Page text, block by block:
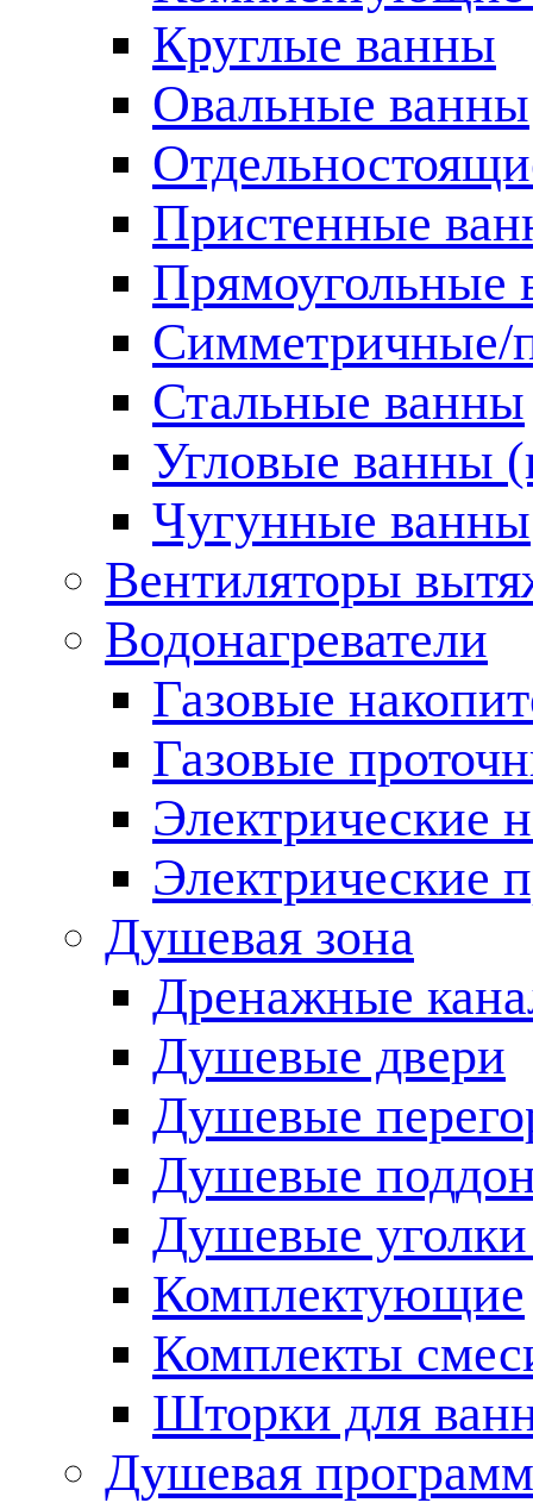
Круглые ванны
Овальные ванны
Пристенные
Прямоугольные
Симметричные/
Стальные ванны
Угловые ванны
Чугунные ванны
Вентиляторы
Водонагреватели
Газовые
Газовые
Электрические
Электрические
Душевая зона
Дренажные
Душевые двери
Душевые
Душевые
Душевые
Комплектующие
Комплекты
Шторки для
Душевая